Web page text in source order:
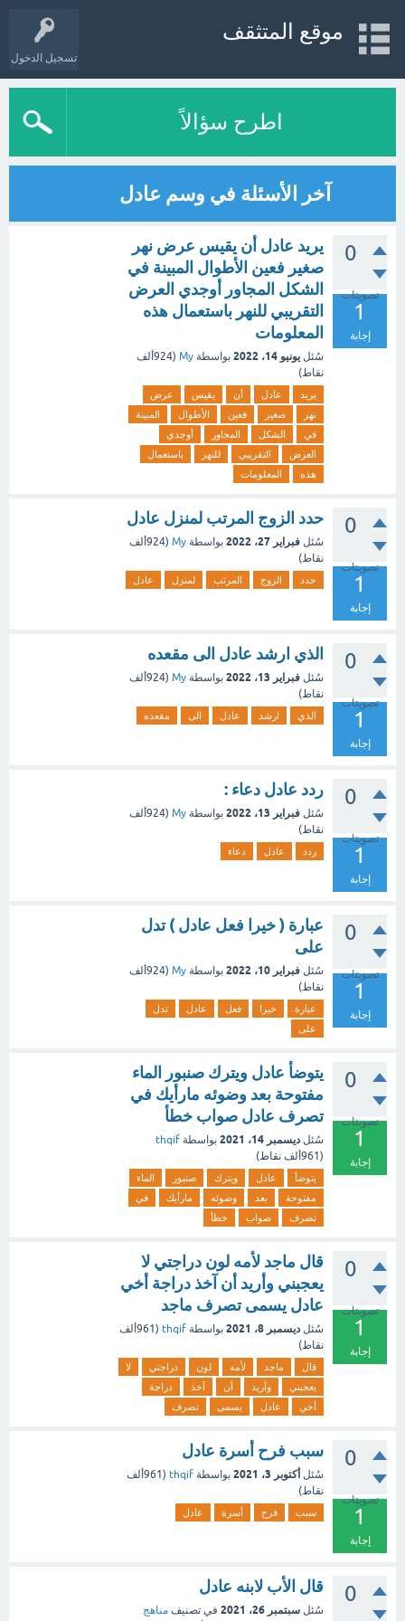
تسجيل الدخول
موقع المتثقف
اطرح سؤالاً
آخر الأسئلة في وسم عادل
0
تصويتات
1
إجابة
يريد عادل أن يقيس عرض نهر
صغير فعين الأطوال المبينة في
الشكل المجاور أوجدي العرض
التقريبي للنهر باستعمال هذه
المعلومات
سُئل يونيو 14، 2022 بواسطة My
(924ألف
نقاط)
يريد عادل أن يقيس
عرض
نهر
صغير فعين الأطوال
المبينة
في
الشكل المجاور
أوجدي
العرض
التقريبي للنهر
باستعمال
هذه
المعلومات
0
تصويتات
1
إجابة
حدد الزوج المرتب لمنزل عادل
سُئل فبراير 27، 2022 بواسطة My
(924ألف
نقاط)
حدد الزوج المرتب لمنزل عادل
0
تصويتات
1
إجابة
الذي ارشد عادل الى مقعده
سُئل فبراير 13، 2022 بواسطة My
(924ألف
نقاط)
الذي ارشد عادل الى مقعده
0
تصويتات
1
إجابة
ردد عادل دعاء :
سُئل فبراير 13، 2022 بواسطة My
(924ألف
نقاط)
ردد عادل دعاء
0
تصويتات
1
إجابة
عبارة ( خيرا فعل عادل ) تدل
على
سُئل فبراير 10، 2022 بواسطة My
(924ألف
نقاط)
عبارة خيرا فعل عادل
تدل
على
0
تصويتات
1
إجابة
يتوضأ عادل ويترك صنبور الماء
مفتوحة بعد وضوئه مارأيك في
تصرف عادل صواب خطأ
سُئل ديسمبر 14، 2021 بواسطة thqif
( 961ألف نقاط)
يتوضأ عادل ويترك صنبور
الماء
مفتوحة
بعد وضوئه مارأيك
في
تصرف
صواب خطأ
0
تصويتات
1
إجابة
قال ماجد لأمه لون دراجتي لا
يعجبني وأريد أن آخذ دراجة أخي
عادل يسمى تصرف ماجد
سُئل ديسمبر 8، 2021 بواسطة thqif
( 961ألف
نقاط)
قال ماجد لأمه لون دراجتي
لا
يعجبني
وأريد أن آخذ
دراجة
أخي
عادل يسمى تصرف
0
تصويتات
1
إجابة
سبب فرح أسرة عادل
سُئل أكتوبر 3، 2021 بواسطة thqif
( 961ألف
نقاط)
سبب فرح أسرة عادل
0 قال الأب لابنه عادل
سُئل سبتمبر 26، 2021 في تصنيف مناهج